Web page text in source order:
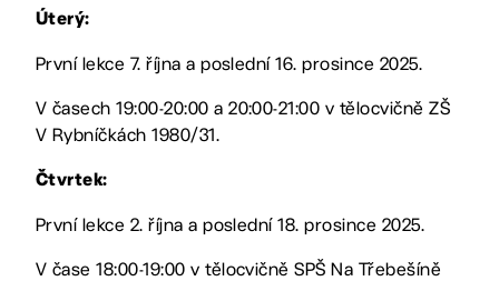
Úterý:
První lekce 7. října a poslední 16. prosince 2025.
V časech 19:00-20:00 a 20:00-21:00 v tělocvičně ZŠ
V Rybníčkách 1980/31.
Čtvrtek:
První lekce 2. října a poslední 18. prosince 2025.
V čase 18:00-19:00 v tělocvičně SPŠ Na Třebešíně